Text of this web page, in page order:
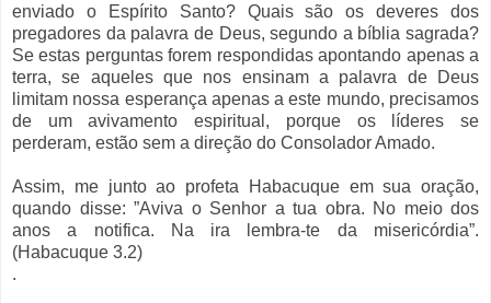
enviado o Espírito Santo? Quais são os deveres dos
pregadores da palavra de Deus, segundo a bíblia sagrada?
Se estas perguntas forem respondidas apontando apenas a
terra, se aqueles que nos ensinam a palavra de Deus
limitam nossa esperança apenas a este mundo, precisamos
de um avivamento espiritual, porque os líderes se
perderam, estão sem a direção do Consolador Amado.
Assim, me junto ao profeta Habacuque em sua oração,
quando disse: ”Aviva o Senhor a tua obra. No meio dos
anos a notifica. Na ira lembra-te da misericórdia”.
(Habacuque 3.2)
.